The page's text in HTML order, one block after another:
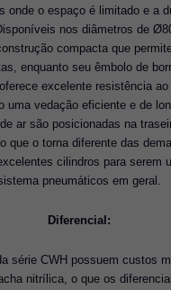
onde o espaço é limitado e a
nos diâmetros de
compacta que
enquanto seu êmbolo de
excelente resistência
uma vedação eficiente e de
ar são posicionadas na
que o torna diferente das
cilindros para serem
pneumáticos em geral.
Diferencial:
série CWH possuem custos
nitrílica, o que os